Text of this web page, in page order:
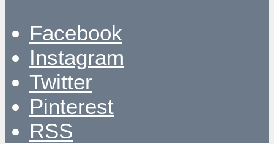
Facebook
Instagram
Twitter
Pinterest
RSS